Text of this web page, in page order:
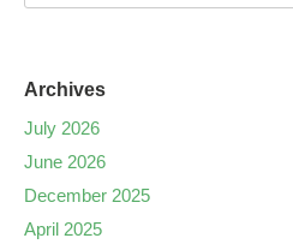
Archives
July 2026
June 2026
December 2025
April 2025